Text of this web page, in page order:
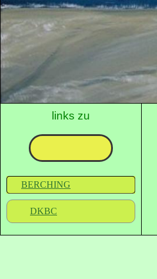
links zu
BERCHING
DKBC